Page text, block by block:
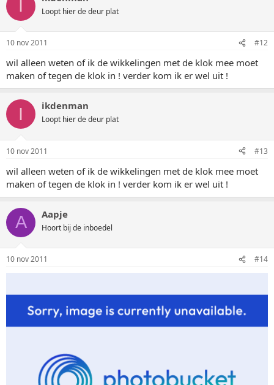
Loopt hier de deur plat
10 nov 2011 #12
wil alleen weten of ik de wikkelingen met de klok mee moet
maken of tegen de klok in ! verder kom ik er wel uit !
I ikdenman
Loopt hier de deur plat
10 nov 2011 #13
wil alleen weten of ik de wikkelingen met de klok mee moet
maken of tegen de klok in ! verder kom ik er wel uit !
A Aapje
Hoort bij de inboedel
10 nov 2011 #14